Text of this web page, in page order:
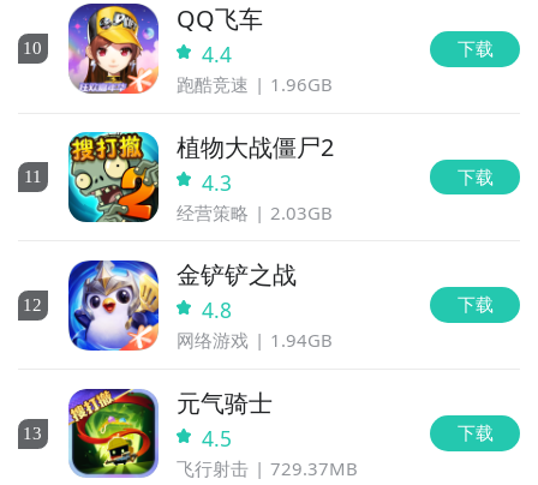
10
QQ飞车
4.4
跑酷竞速 1.96GB
下载
11
植物大战僵尸2
4.3
经营策略 2.03GB
下载
12
金铲铲之战
4.8
网络游戏 1.94GB
下载
13
元气骑士
4.5
飞行射击 729.37MB
下载